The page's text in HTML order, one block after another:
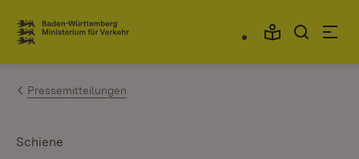
Zum Inhalt springen
Link zur Startseite
Pressemitteilungen
Schiene